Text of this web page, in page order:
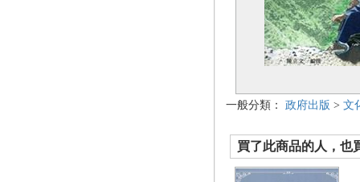
一般分類： 政府出版 > 文
買了此商品的人，也